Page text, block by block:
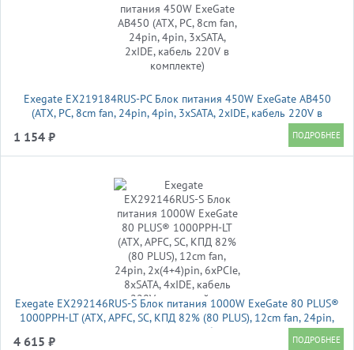
Exegate EX219184RUS-PC Блок питания 450W ExeGate AB450
(ATX, PC, 8cm fan, 24pin, 4pin, 3xSATA, 2xIDE, кабель 220V в
1 154 ₽
Exegate EX292146RUS-S Блок питания 1000W ExeGate 80 PLUS®
1000PPH-LT (ATX, APFC, SC, КПД 82% (80 PLUS), 12cm fan, 24pin,
2x(4+4)pin, 6xPCIe, 8xSATA, 4xIDE, кабель 220V с защитой от
4 615 ₽